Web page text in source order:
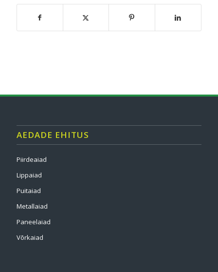
AEDADE EHITUS
Piirdeaiad
Lippaiad
Puitaiad
Metallaiad
Paneelaiad
Võrkaiad